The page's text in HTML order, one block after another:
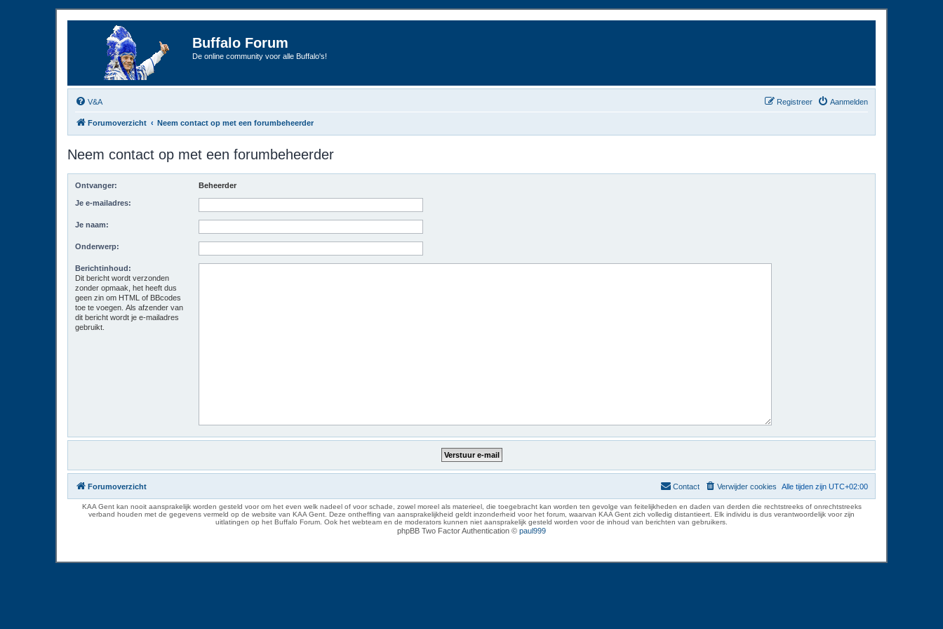
Buffalo Forum
De online community voor alle Buffalo's!
V&A Aanmelden
Registreer
Forumoverzicht Neem contact op met een forumbeheerder
Neem contact op met een forumbeheerder
Ontvanger: Beheerder
Je e-mailadres:
Je naam:
Onderwerp:
Berichtinhoud:
Dit bericht wordt verzonden
zonder opmaak, het heeft dus
geen zin om HTML of BBcodes
toe te voegen. Als afzender van
dit bericht wordt je e-mailadres
gebruikt.
Forumoverzicht Alle tijden zijn UTC+02:00
Verwijder cookies
Contact
KAA Gent kan nooit aansprakelijk worden gesteld voor om het even welk nadeel of voor schade, zowel moreel als materieel, die toegebracht kan worden ten gevolge van feitelijkheden en daden van derden die rechtstreeks of onrechtstreeks
verband houden met de gegevens vermeld op de website van KAA Gent. Deze ontheffing van aansprakelijkheid geldt inzonderheid voor het forum, waarvan KAA Gent zich volledig distantieert. Elk individu is dus verantwoordelijk voor zijn
uitlatingen op het Buffalo Forum. Ook het webteam en de moderators kunnen niet aansprakelijk gesteld worden voor de inhoud van berichten van gebruikers.
phpBB Two Factor Authentication © paul999